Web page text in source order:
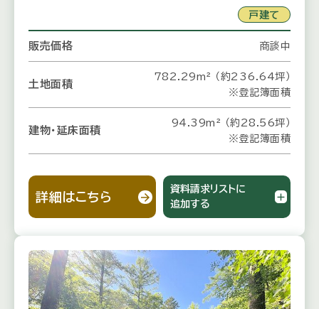
戸建て
販売価格 商談中
土地面積
782.29m² （約236.64坪）
※登記簿面積
建物・延床面積
94.39m² （約28.56坪）
※登記簿面積
詳細はこちら
資料請求リストに
追加する